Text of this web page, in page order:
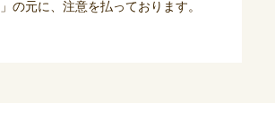
」の元に、注意を払っております。